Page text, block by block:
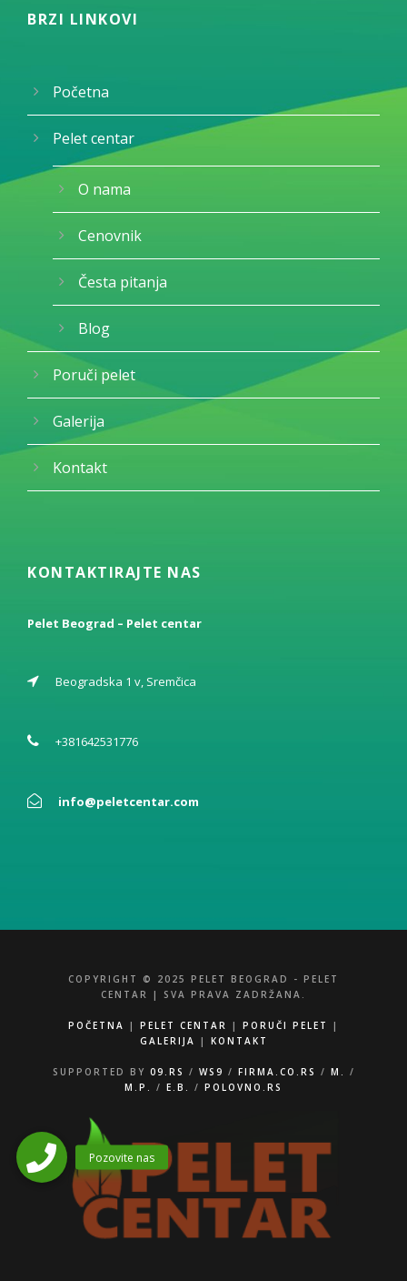
BRZI LINKOVI
Početna
Pelet centar
O nama
Cenovnik
Česta pitanja
Blog
Poruči pelet
Galerija
Kontakt
KONTAKTIRAJTE NAS
Pelet Beograd – Pelet centar
Beogradska 1 v, Sremčica
+381642531776
info@peletcentar.com
COPYRIGHT © 2025 PELET BEOGRAD - PELET
CENTAR | SVA PRAVA ZADRŽANA.
POČETNA | PELET CENTAR | PORUČI PELET
|
GALERIJA | KONTAKT
SUPPORTED BY 09.RS / WS9 / FIRMA.CO.RS / M. /
M.P. / E.B. / POLOVNO.RS